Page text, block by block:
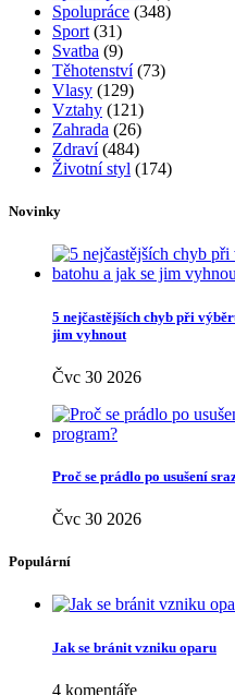
Spolupráce (348)
Sport (31)
Svatba (9)
Těhotenství(73)
Vlasy (129)
Vztahy (121)
Zahrada (26)
Zdraví(484)
Životní styl (174)
Novinky
5 nejčastějších chyb při
jim vyhnout
Čvc 30 2026
Proč se prádlo po usušení
Čvc 30 2026
Populární
Jak se bránit vzniku oparu
4 komentáře